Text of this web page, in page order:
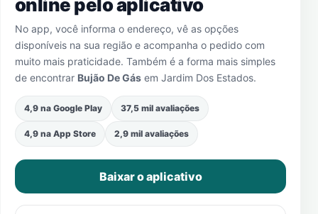
online pelo aplicativo
No app, você informa o endereço, vê as opções
disponíveis na sua região e acompanha o pedido com
muito mais praticidade. Também é a forma mais simples
de encontrar Bujão De Gás em Jardim Dos Estados.
4,9 na Google Play 37,5 mil avaliações
4,9 na App Store 2,9 mil avaliações
Baixar o aplicativo